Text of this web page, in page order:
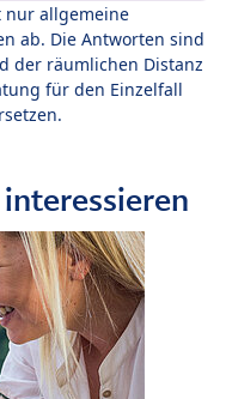
nur allgemeine
ab. Die Antworten sind
der räumlichen Distanz
für den Einzelfall